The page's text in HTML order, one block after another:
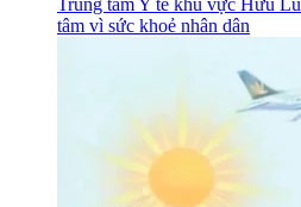
tâm vì sức khoẻ nhân dân